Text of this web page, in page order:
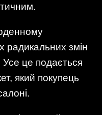
радикальних змін
Усе це подається
який покупець